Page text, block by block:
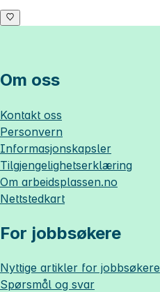
Om oss
Kontakt oss
Personvern
Informasjonskapsler
Tilgjengelighetserklæring
Om arbeidsplassen.no
Nettstedkart
For jobbsøkere
Nyttige artikler for jobbsøkere
Spørsmål og svar